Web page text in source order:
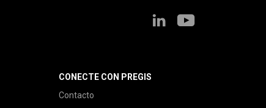
CONECTE CON PREGIS
Contacto